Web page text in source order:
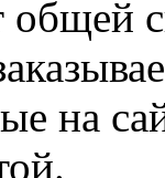
общей
на